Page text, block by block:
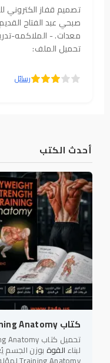
أحدث الكتب
كتاب Bodyweight Strength Training Anatomy
لبناء القوة
تصميم قفاز الكتروني
صبحي عبد الفتاح
معدات. - الملاكمه-
تحميل الملف:
رسائل